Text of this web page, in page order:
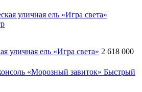
уличная ель «Игра света» 2 618 000
Быстрый